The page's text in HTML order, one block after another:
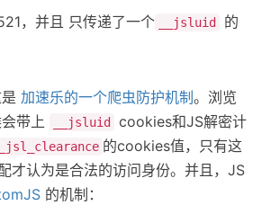
，并且 只传递了一个 __jsluid
的
加速乐的一个爬虫防护机制。浏览
带上
__jsluid
cookies和JS解密计
的cookies值，只有这
才认为是合法的访问身份。并且，JS
的机制：